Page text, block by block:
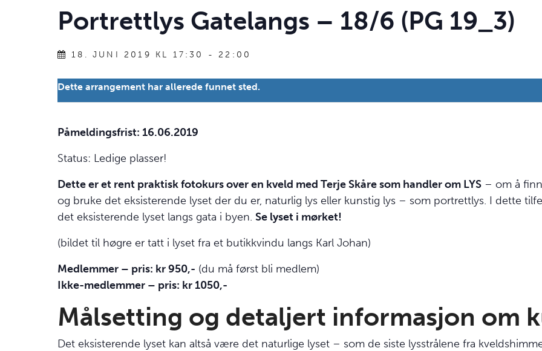
Portrettlys Gatelangs – 18/6 (PG 19_3)
18. JUNI 2019 KL 17:30 -22:00
Dette arrangement har allerede funnet sted.
Påmeldingsfrist: 16.06.2019
Status: Ledige plasser!
Dette er et rent praktisk fotokurs over en kveld med Terje Skåre som handler om LYS – om å
og bruke det eksisterende lyset der du er, naturlig lys eller kunstig lys – som portrettlys. I dette
det eksisterende lyset langs gata i byen. Se lyset i mørket!
(bildet til høgre er tatt i lyset fra et butikkvindu langs Karl Johan)
Medlemmer – pris: kr 950,- (du må først bli medlem)
Ikke-medlemmer – pris: kr 1050,-
Målsetting og detaljert informasjon om
Det eksisterende lyset kan altså være det naturlige lyset – som de siste lysstrålene fra